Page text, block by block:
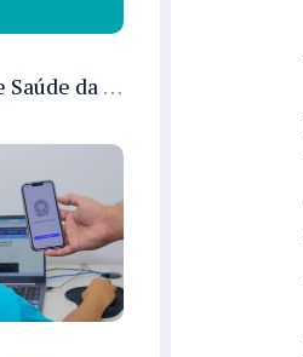
Unidades Móveis de Saúde da Mulher de Manaus terão quatro endereços novos a partir de 3/8